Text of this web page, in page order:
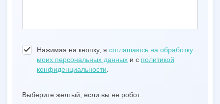
Нажимая на кнопку, я соглашаюсь на обработку
моих персональных данных и с политикой
конфиденциальности
Выберите желтый, если вы не робот: